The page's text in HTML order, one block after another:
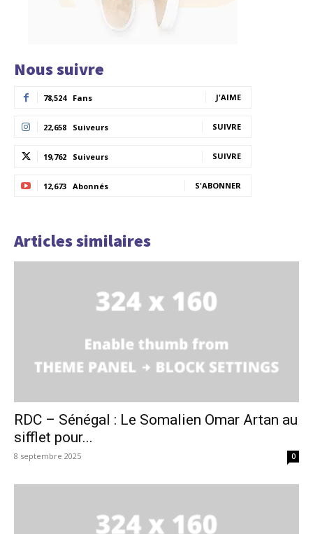
Nous suivre
78,524 Fans J'AIME
22,658 Suiveurs SUIVRE
19,762 Suiveurs SUIVRE
12,673 Abonnés S'ABONNER
Articles similaires
RDC – Sénégal : Le Somalien Omar Artan au
sifflet pour...
8 septembre 2025 0